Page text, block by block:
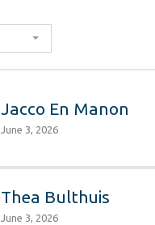
Jacco En Manon
June 3, 2026
Thea Bulthuis
June 3, 2026